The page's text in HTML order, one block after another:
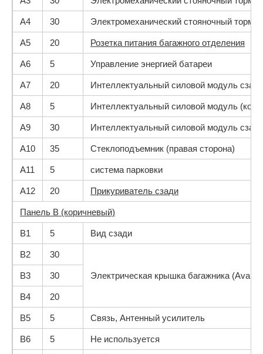
A4 30 Электромеханический стояночный
A5 20 Розетка питания багажного отделения
A6 5 Управление энергией батареи
A7 20 Интеллектуальный силовой модуль
A8 5 Интеллектуальный силовой модуль
A9 30 Интеллектуальный силовой модуль
A10 35 Стеклоподъемник (правая сторона)
A11 5 система парковки
A12 20 Прикуриватель сзади
Панель B (коричневый)
B1 5 Вид сзади
B2 30
Электрическая крышка багажника (Avant)
B3 30
B4 20
B5 5 Связь, Антенный усилитель
B6 5 Не используется